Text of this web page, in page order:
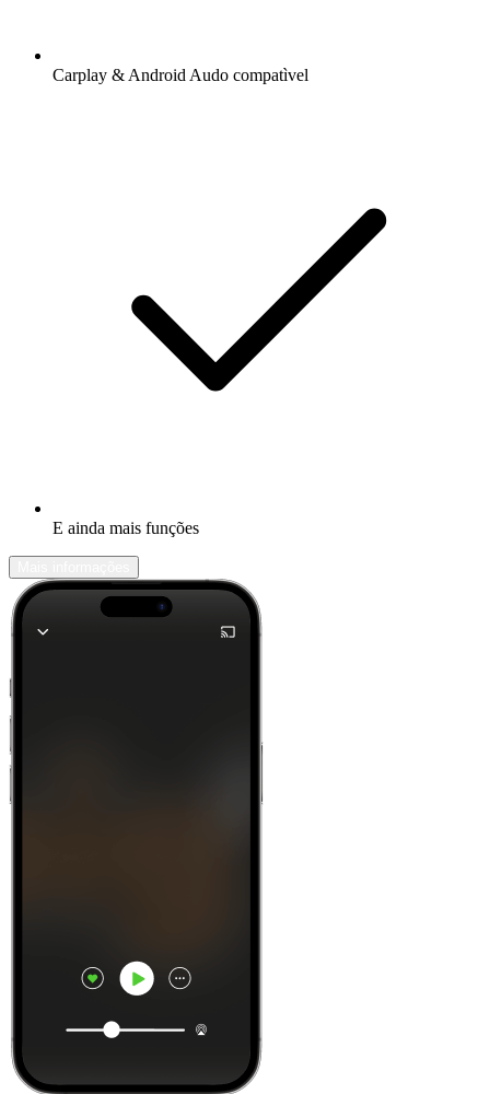
Carplay & Android Audo compatìvel
E ainda mais funções